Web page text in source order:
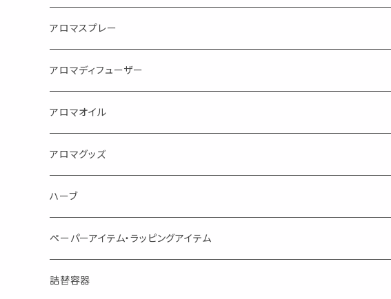
アロマスプレー
目的で選ぶ
蒸し暑い夏やリフレッシュに
消臭に（用途：空間や衣服）
FLOWER LESO. フラワレソット
Kiyome LESO. キヨメ レソット
体感-4℃ !? 薄荷をブレンドしたアロマスプレー
AroMachi アロマチ 町の香り
Mask&Pillow Aroma
アロマディフューザー
アロマオイル
エッセンシャルオイル
シングル
ブレンド
キャリアオイル
アロマグッズ
エッセンシャルオイル
ディフューザー
ハーブ
サシェ・香り袋
ハーブティー
ペーパーアイテム・ラッピングアイテム
シーリングワックス シール
詰替容器